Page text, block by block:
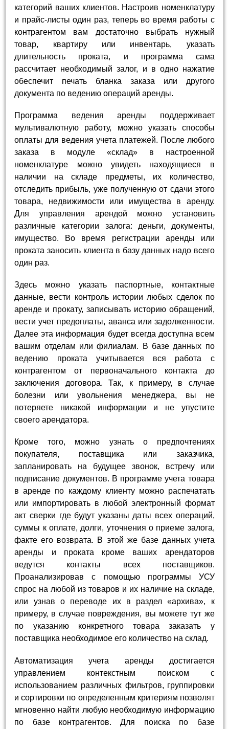
категорий ваших клиентов. Настроив номенклатуру
и прайс-листы один раз, теперь во время работы с
контрагентом вам достаточно выбрать нужный
товар, квартиру или инвентарь, указать
длительность проката, и программа сама
рассчитает необходимый залог, и в одно нажатие
обеспечит печать бланка заказа или другого
документа по ведению операций аренды.
Программа ведения аренды поддерживает
мультивалютную работу, можно указать способы
оплаты для ведения учета платежей. После любого
заказа в модуле «склад» в настроенной
номенклатуре можно увидеть находящиеся в
наличии на складе предметы, их количество,
отследить прибыль, уже полученную от сдачи этого
товара, недвижимости или имущества в аренду.
Для управления арендой можно установить
различные категории залога: деньги, документы,
имущество. Во время регистрации аренды или
проката заносить клиента в базу данных надо всего
один раз.
Здесь можно указать паспортные, контактные
данные, вести контроль истории любых сделок по
аренде и прокату, записывать историю обращений,
вести учет предоплаты, аванса или задолженности.
Далее эта информация будет всегда доступна всем
вашим отделам или филиалам. В базе данных по
ведению проката учитывается вся работа с
контрагентом от первоначального контакта до
заключения договора. Так, к примеру, в случае
болезни или увольнения менеджера, вы не
потеряете никакой информации и не упустите
своего арендатора.
Кроме того, можно узнать о предпочтениях
покупателя, поставщика или заказчика,
запланировать на будущее звонок, встречу или
подписание документов. В программе учета товара
в аренде по каждому клиенту можно распечатать
или импортировать в любой электронный формат
акт сверки где будут указаны даты всех операций,
суммы к оплате, долги, уточнения о приеме залога,
факте его возврата. В этой же базе данных учета
аренды и проката кроме ваших арендаторов
ведутся контакты всех поставщиков.
Проанализировав с помощью программы УСУ
спрос на любой из товаров и их наличие на складе,
или узнав о переводе их в раздел «архива», к
примеру, в случае повреждения, вы можете тут же
по указанию конкретного товара заказать у
поставщика необходимое его количество на склад.
Автоматизация учета аренды достигается
управлением контекстным поиском с
использованием различных фильтров, группировки
и сортировки по определенным критериям позволят
мгновенно найти любую необходимую информацию
по базе контрагентов. Для поиска по базе